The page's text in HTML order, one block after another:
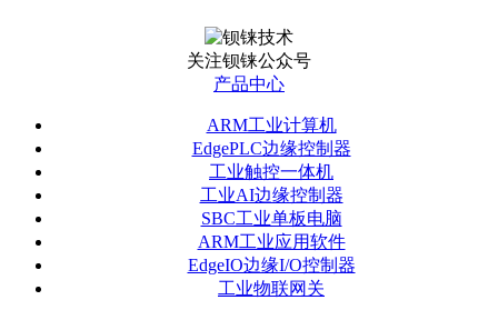
关注钡铼公众号
产品中心
ARM工业计算机
EdgePLC边缘控制器
工业触控一体机
工业AI边缘控制器
SBC工业单板电脑
ARM工业应用软件
EdgeIO边缘I/O控制器
工业物联网关